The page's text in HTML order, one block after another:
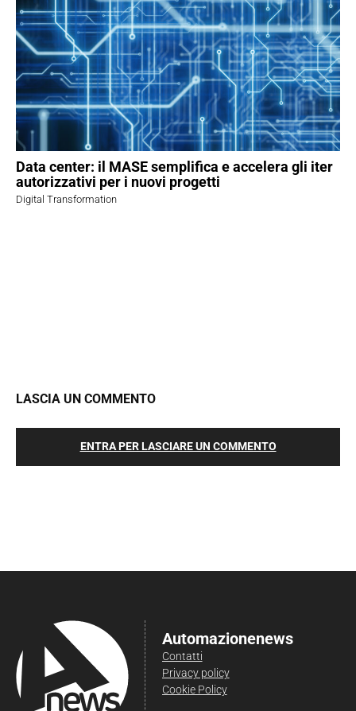
Data center: il MASE semplifica e accelera gli iter
autorizzativi per i nuovi progetti
Digital Transformation
LASCIA UN COMMENTO
ENTRA PER LASCIARE UN COMMENTO
Automazionenews
Contatti
Privacy policy
Cookie Policy